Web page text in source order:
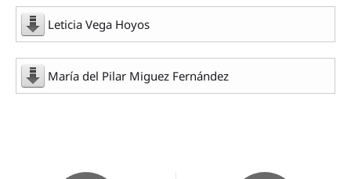
Leticia Vega Hoyos
María del Pilar Miguez Fernández